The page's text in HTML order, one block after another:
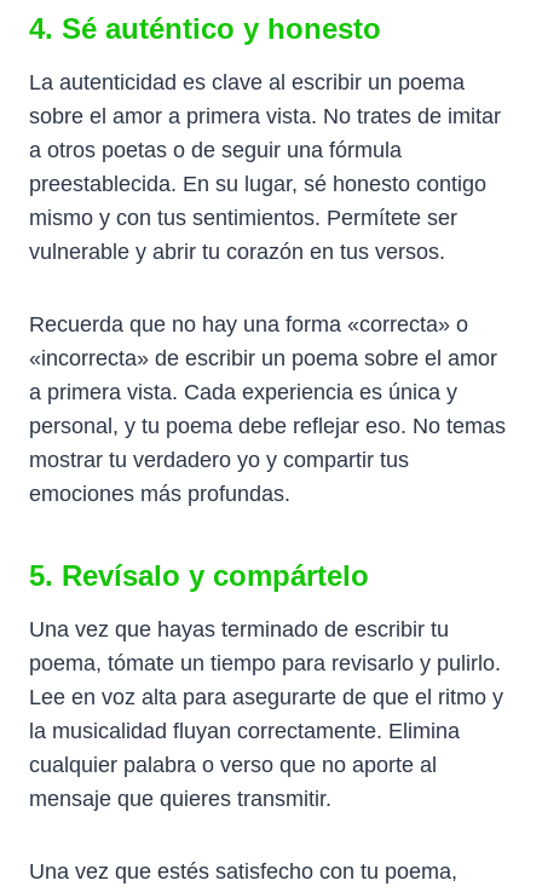
4. Sé auténtico y honesto
La autenticidad es clave al escribir un poema
sobre el amor a primera vista. No trates de imitar
a otros poetas o de seguir una fórmula
preestablecida. En su lugar, sé honesto contigo
mismo y con tus sentimientos. Permítete ser
vulnerable y abrir tu corazón en tus versos.
Recuerda que no hay una forma «correcta» o
«incorrecta» de escribir un poema sobre el amor
a primera vista. Cada experiencia es única y
personal, y tu poema debe reflejar eso. No temas
mostrar tu verdadero yo y compartir tus
emociones más profundas.
5. Revísalo y compártelo
Una vez que hayas terminado de escribir tu
poema, tómate un tiempo para revisarlo y pulirlo.
Lee en voz alta para asegurarte de que el ritmo y
la musicalidad fluyan correctamente. Elimina
cualquier palabra o verso que no aporte al
mensaje que quieres transmitir.
Una vez que estés satisfecho con tu poema,